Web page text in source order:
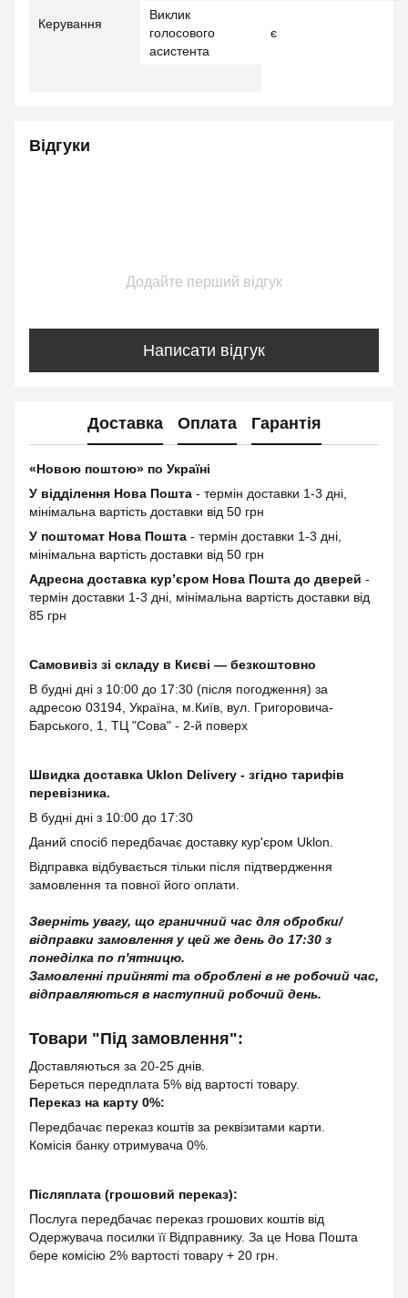
Керування
Виклик
голосового
асистента
є
Відгуки
Додайте перший відгук
Написати відгук
Доставка Оплата Гарантія
«Новою поштою» по Україні
У відділення Нова Пошта - термін доставки 1-3 дні,
мінімальна вартість доставки від 50 грн
У поштомат Нова Пошта - термін доставки 1-3 дні,
мінімальна вартість доставки від 50 грн
Адресна доставка курʼєром Нова Пошта до дверей -
термін доставки 1-3 дні, мінімальна вартість доставки від
85 грн
Самовивіз зі складу в Києві — безкоштовно
В будні дні з 10:00 до 17:30 (після погодження) за
адресою 03194, Україна, м.Київ, вул. Григоровича-
Барського, 1, ТЦ "Сова" - 2-й поверх
Швидка доставка Uklon Delivery - згідно тарифів
перевізника.
В будні дні з 10:00 до 17:30
Даний спосіб передбачає доставку кур'єром Uklon.
Відправка відбувається тільки після підтвердження
замовлення та повної його оплати.
Зверніть увагу, що граничний час для обробки/
відправки замовлення у цей же день до 17:30 з
понеділка по п'ятницю.
Замовленні прийняті та оброблені в не робочий час,
відправляються в наступний робочий день.
Товари "Під замовлення":
Доставляються за 20-25 днів.
Береться передплата 5% від вартості товару.
Переказ на карту 0%:
Передбачає переказ коштів за реквізитами карти.
Комісія банку отримувача 0%.
Післяплата (грошовий переказ):
Послуга передбачає переказ грошових коштів від
Одержувача посилки її Відправнику. За це Нова Пошта
бере комісію 2% вартості товару + 20 грн.